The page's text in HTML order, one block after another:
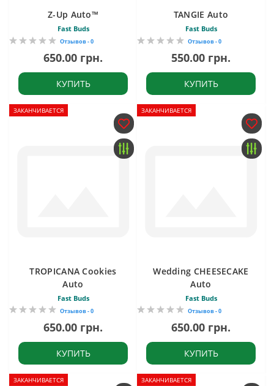
Z-Up Auto™
Fast Buds
Отзывов - 0
650.00 грн.
КУПИТЬ
TANGIE Auto
Fast Buds
Отзывов - 0
550.00 грн.
КУПИТЬ
ЗАКАНЧИВАЕТСЯ
TROPICANA Cookies
Auto
Fast Buds
Отзывов - 0
650.00 грн.
КУПИТЬ
ЗАКАНЧИВАЕТСЯ
Wedding CHEESECAKE
Auto
Fast Buds
Отзывов - 0
650.00 грн.
КУПИТЬ
ЗАКАНЧИВАЕТСЯ ЗАКАНЧИВАЕТСЯ